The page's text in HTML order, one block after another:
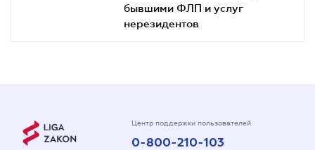
бывшими ФЛП и услуг
нерезидентов
Центр поддержки пользователей
0-800-210-103